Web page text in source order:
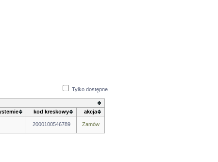
Tylko dostępne
kod kreskowy
akcja
2000100546789 Zamów